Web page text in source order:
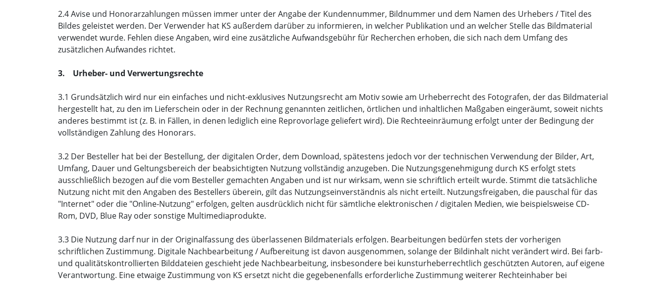
2.4 Avise und Honorarzahlungen müssen immer unter der Angabe der Kundennummer, Bildnummer und dem Namen des Urhebers / Titel des
Bildes geleistet werden. Der Verwender hat KS außerdem darüber zu informieren, in welcher Publikation und an welcher Stelle das Bildmaterial
verwendet wurde. Fehlen diese Angaben, wird eine zusätzliche Aufwandsgebühr für Recherchen erhoben, die sich nach dem Umfang des
zusätzlichen Aufwandes richtet.
3. Urheber- und Verwertungsrechte
3.1 Grundsätzlich wird nur ein einfaches und nicht-exklusives Nutzungsrecht am Motiv sowie am Urheberrecht des Fotografen, der das Bildmaterial
hergestellt hat, zu den im Lieferschein oder in der Rechnung genannten zeitlichen, örtlichen und inhaltlichen Maßgaben eingeräumt, soweit nichts
anderes bestimmt ist (z. B. in Fällen, in denen lediglich eine Reprovorlage geliefert wird). Die Rechteeinräumung erfolgt unter der Bedingung der
vollständigen Zahlung des Honorars.
3.2 Der Besteller hat bei der Bestellung, der digitalen Order, dem Download, spätestens jedoch vor der technischen Verwendung der Bilder, Art,
Umfang, Dauer und Geltungsbereich der beabsichtigten Nutzung vollständig anzugeben. Die Nutzungsgenehmigung durch KS erfolgt stets
ausschließlich bezogen auf die vom Besteller gemachten Angaben und ist nur wirksam, wenn sie schriftlich erteilt wurde. Stimmt die tatsächliche
Nutzung nicht mit den Angaben des Bestellers überein, gilt das Nutzungseinverständnis als nicht erteilt. Nutzungsfreigaben, die pauschal für das
"Internet" oder die "Online-Nutzung" erfolgen, gelten ausdrücklich nicht für sämtliche elektronischen / digitalen Medien, wie beispielsweise CD-
Rom, DVD, Blue Ray oder sonstige Multimediaprodukte.
3.3 Die Nutzung darf nur in der Originalfassung des überlassenen Bildmaterials erfolgen. Bearbeitungen bedürfen stets der vorherigen
schriftlichen Zustimmung. Digitale Nachbearbeitung / Aufbereitung ist davon ausgenommen, solange der Bildinhalt nicht verändert wird. Bei farb-
und qualitätskontrollierten Bilddateien geschieht jede Nachbearbeitung, insbesondere bei kunsturheberrechtlich geschützten Autoren, auf eigene
Verantwortung. Eine etwaige Zustimmung von KS ersetzt nicht die gegebenenfalls erforderliche Zustimmung weiterer Rechteinhaber bei